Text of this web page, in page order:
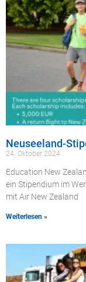
Neuseeland-
24. Oktober 2024
Education New
ein Stipendium im
mit Air New Zealand
Weiterlesen »